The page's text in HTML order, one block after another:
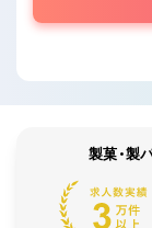
製菓・製